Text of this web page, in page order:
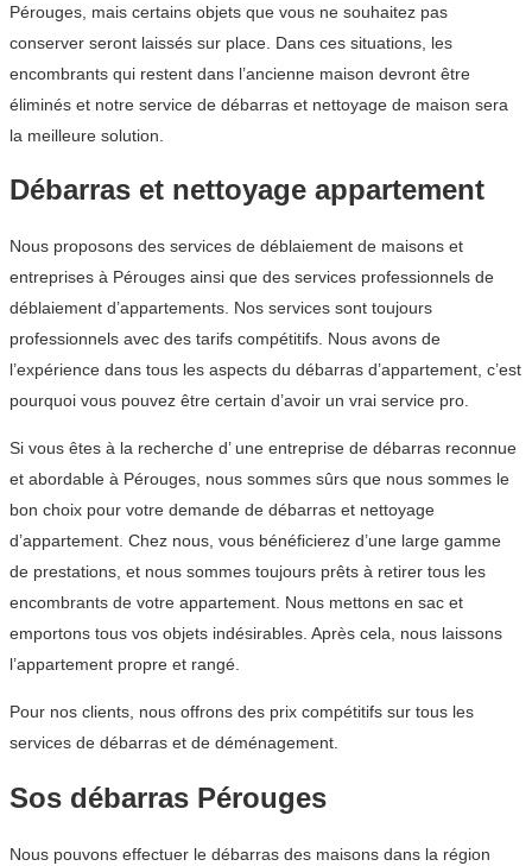
Pérouges, mais certains objets que vous ne souhaitez pas
conserver seront laissés sur place. Dans ces situations, les
encombrants qui restent dans l’ancienne maison devront être
éliminés et notre service de débarras et nettoyage de maison sera
la meilleure solution.
Débarras et nettoyage appartement
Nous proposons des services de déblaiement de maisons et
entreprises à Pérouges ainsi que des services professionnels de
déblaiement d’appartements. Nos services sont toujours
professionnels avec des tarifs compétitifs. Nous avons de
l’expérience dans tous les aspects du débarras d’appartement, c’est
pourquoi vous pouvez être certain d’avoir un vrai service pro.
Si vous êtes à la recherche d’ une entreprise de débarras reconnue
et abordable à Pérouges, nous sommes sûrs que nous sommes le
bon choix pour votre demande de débarras et nettoyage
d’appartement. Chez nous, vous bénéficierez d’une large gamme
de prestations, et nous sommes toujours prêts à retirer tous les
encombrants de votre appartement. Nous mettons en sac et
emportons tous vos objets indésirables. Après cela, nous laissons
l’appartement propre et rangé.
Pour nos clients, nous offrons des prix compétitifs sur tous les
services de débarras et de déménagement.
Sos débarras Pérouges
Nous pouvons effectuer le débarras des maisons dans la région